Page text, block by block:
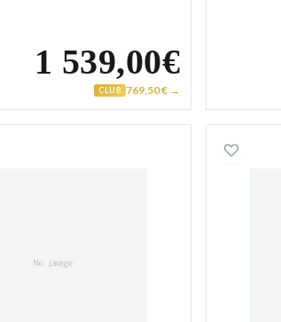
1 539,00€
CLUB 769,50 € →